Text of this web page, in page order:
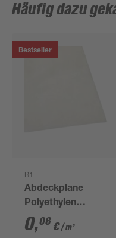
Häufig dazu
Bestseller
B1
Abdeckplane
Polyethylen
transparent 4 x 5 m
0,06 €/ m²